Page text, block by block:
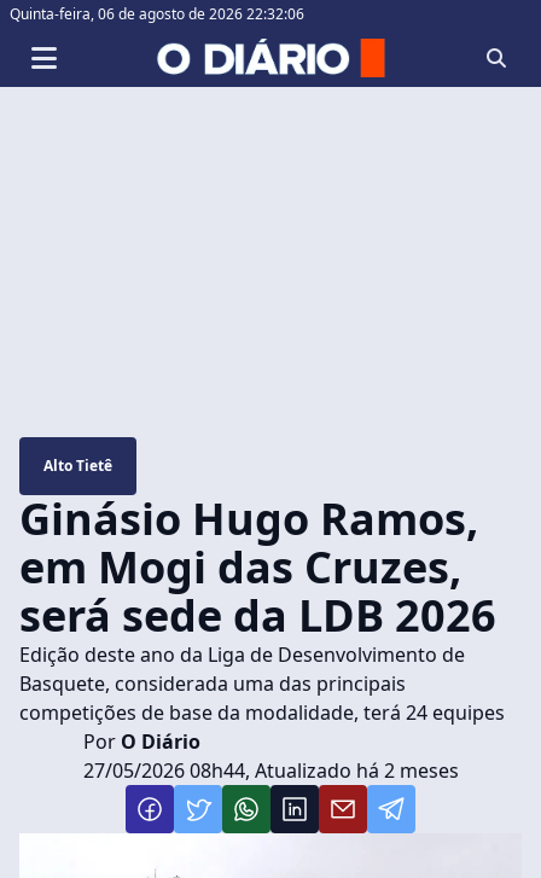
Quinta-feira,06 de agosto de 2026 22:32:07
Alto Tietê
Ginásio Hugo Ramos,
em Mogi das Cruzes,
será sede da LDB 2026
Edição deste ano da Liga de Desenvolvimento de
Basquete, considerada uma das principais
competições de base da modalidade, terá 24 equipes
PorO Diário
27/05/2026 08h44, Atualizado há 2 meses